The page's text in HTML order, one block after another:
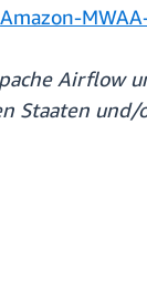
Amazon-
Airflow
Staaten und/